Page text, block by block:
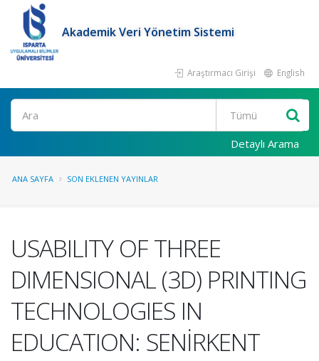
Akademik Veri Yönetim Sistemi
Araştırmacı Girişi English
Ara
Detaylı Arama
ANA SAYFA SON EKLENEN YAYINLAR
USABILITY OF THREE
DIMENSIONAL (3D) PRINTING
TECHNOLOGIES IN
EDUCATION: SENİRKENT